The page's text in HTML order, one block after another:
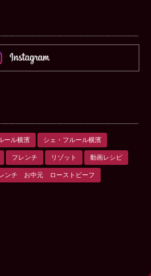
ール横濱 シェ・フルール横濱
フレンチ リゾット 動画レシピ
ンチ お中元 ローストビーフ